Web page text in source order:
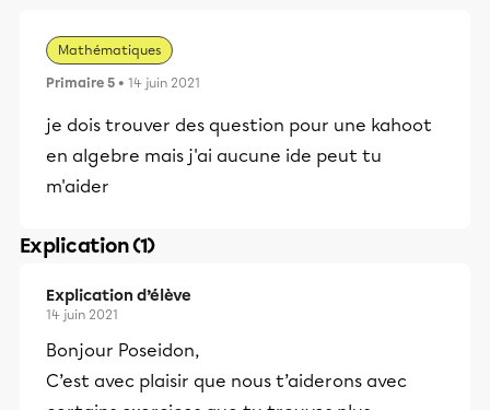
Mathématiques
Primaire 5 • 14 juin 2021
je dois trouver des question pour une kahoot
en algebre mais j'ai aucune ide peut tu
m'aider
Explication (1)
Explication d’élève
14 juin 2021
Bonjour Poseidon,
C’est avec plaisir que nous t’aiderons avec